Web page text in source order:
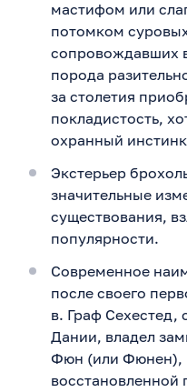
мастифом или
потомком
сопровождавших
порода
за столетия
покладистость,
охранный
Экстерьер
значительные
существования,
популярности.
Современное
после своего
в. Граф Сехестед,
Дании, владел
Фюн (или Фюнен),